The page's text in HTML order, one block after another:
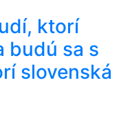
ktorí
budú sa s
slovenská